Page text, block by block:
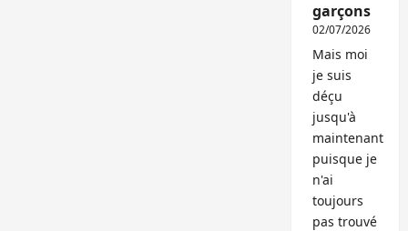
garçons
02/07/2026
Mais moi
je suis
déçu
jusqu'à
maintenant
puisque je
n'ai
toujours
pas trouvé